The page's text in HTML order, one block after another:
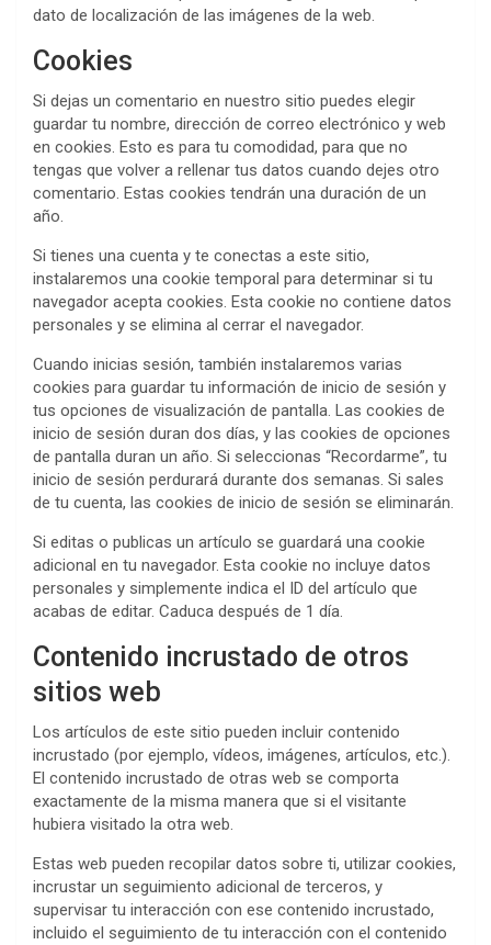
dato de localización de las imágenes de la web.
Cookies
Si dejas un comentario en nuestro sitio puedes elegir
guardar tu nombre, dirección de correo electrónico y web
en cookies. Esto es para tu comodidad, para que no
tengas que volver a rellenar tus datos cuando dejes otro
comentario. Estas cookies tendrán una duración de un
año.
Si tienes una cuenta y te conectas a este sitio,
instalaremos una cookie temporal para determinar si tu
navegador acepta cookies. Esta cookie no contiene datos
personales y se elimina al cerrar el navegador.
Cuando inicias sesión, también instalaremos varias
cookies para guardar tu información de inicio de sesión y
tus opciones de visualización de pantalla. Las cookies de
inicio de sesión duran dos días, y las cookies de opciones
de pantalla duran un año. Si seleccionas “Recordarme”, tu
inicio de sesión perdurará durante dos semanas. Si sales
de tu cuenta, las cookies de inicio de sesión se eliminarán.
Si editas o publicas un artículo se guardará una cookie
adicional en tu navegador. Esta cookie no incluye datos
personales y simplemente indica el ID del artículo que
acabas de editar. Caduca después de 1 día.
Contenido incrustado de otros
sitios web
Los artículos de este sitio pueden incluir contenido
incrustado (por ejemplo, vídeos, imágenes, artículos, etc.).
El contenido incrustado de otras web se comporta
exactamente de la misma manera que si el visitante
hubiera visitado la otra web.
Estas web pueden recopilar datos sobre ti, utilizar cookies,
incrustar un seguimiento adicional de terceros, y
supervisar tu interacción con ese contenido incrustado,
incluido el seguimiento de tu interacción con el contenido